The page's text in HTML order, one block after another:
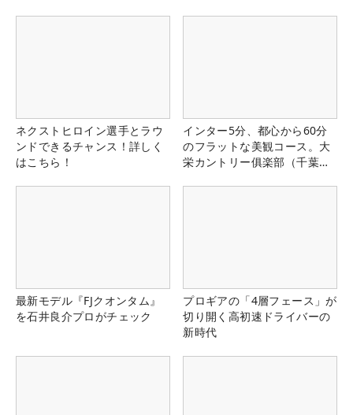
ネクストヒロイン選手とラウ
ンドできるチャンス！詳しく
はこちら！
インター5分、都心から60分
のフラットな美観コース。大
栄カントリー俱楽部（千葉
最新モデル『FJクオンタム』
を石井良介プロがチェック
プロギアの「4層フェース」が
切り開く高初速ドライバーの
新時代